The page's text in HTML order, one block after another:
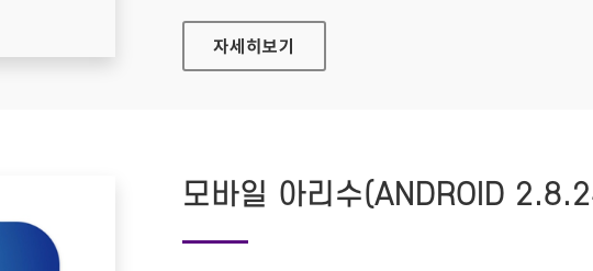
모바일 아리수(IOS 2.8.24)
자세히보기
모바일 아리수(ANDROID